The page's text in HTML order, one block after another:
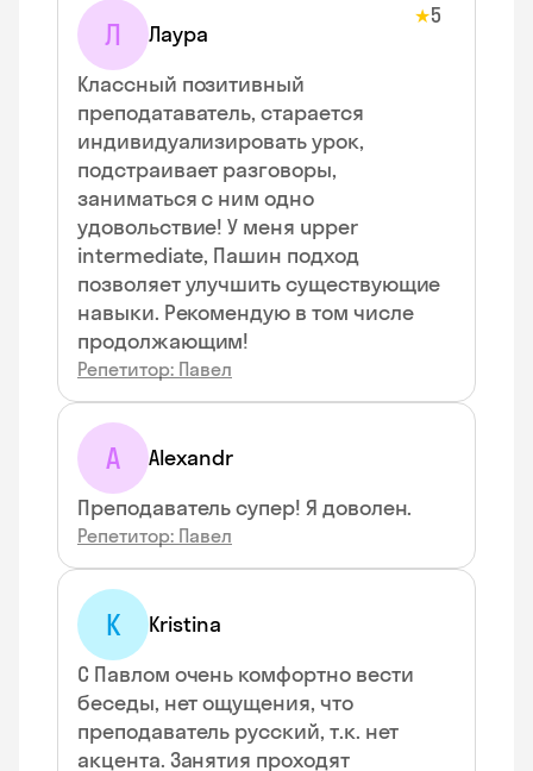
Л Лаура
★5
Классный позитивный
преподатаватель, старается
индивидуализировать урок,
подстраивает разговоры,
заниматься с ним одно
удовольствие! У меня upper
intermediate, Пашин подход
позволяет улучшить существующие
навыки. Рекомендую в том числе
продолжающим!
Репетитор: Павел
A
Alexandr
Преподаватель супер! Я доволен.
Репетитор: Павел
K
Kristina
С Павлом очень комфортно вести
беседы, нет ощущения, что
преподаватель русский, т.к. нет
акцента. Занятия проходят